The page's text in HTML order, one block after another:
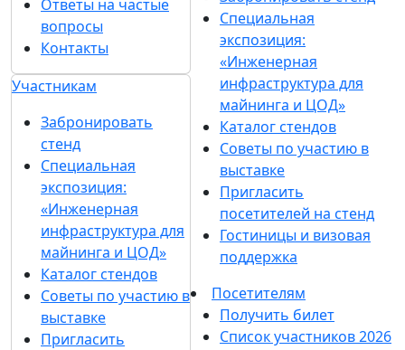
Ответы на частые
вопросы
Контакты
Участникам
Забронировать
стенд
Специальная
экспозиция:
«Инженерная
инфраструктура для
майнинга и ЦОД»
Каталог стендов
Советы по участию в
выставке
Пригласить
Специальная
экспозиция:
«Инженерная
инфраструктура для
майнинга и ЦОД»
Каталог стендов
Советы по участию в
выставке
Пригласить
посетителей на стенд
Гостиницы и визовая
поддержка
Посетителям
Получить билет
Список участников 2026